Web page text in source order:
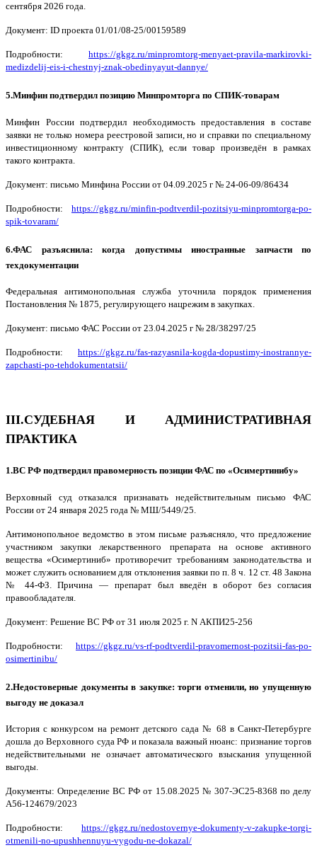
сентября 2026 года.
Документ: ID проекта 01/01/08-25/00159589
Подробности: https://gkgz.ru/minpromtorg-menyaet-pravila-markirovki-
medizdelij-eis-i-chestnyj-znak-obedinyayut-dannye/
5.Минфин подтвердил позицию Минпромторга по СПИК-товарам
Минфин России подтвердил необходимость предоставления в составе
заявки не только номера реестровой записи, но и справки по специальному
инвестиционному контракту (СПИК), если товар произведён в рамках
такого контракта.
Документ: письмо Минфина России от 04.09.2025 г № 24-06-09/86434
Подробности: https://gkgz.ru/minfin-podtverdil-pozitsiyu-minpromtorga-po-
spik-tovaram/
6.ФАС разъяснила: когда допустимы иностранные запчасти по
техдокументации
Федеральная антимонопольная служба уточнила порядок применения
Постановления № 1875, регулирующего нацрежим в закупках.
Документ: письмо ФАС России от 23.04.2025 г № 28/38297/25
Подробности: https://gkgz.ru/fas-razyasnila-kogda-dopustimy-inostrannye-
zapchasti-po-tehdokumentatsii/
III.СУДЕБНАЯ И АДМИНИСТРАТИВНАЯ
ПРАКТИКА
1.ВС РФ подтвердил правомерность позиции ФАС по «Осимертинибу»
Верховный суд отказался признавать недействительным письмо ФАС
России от 24 января 2025 года № МШ/5449/25.
Антимонопольное ведомство в этом письме разъясняло, что предложение
участником закупки лекарственного препарата на основе активного
вещества «Осимертиниб» противоречит требованиям законодательства и
может служить основанием для отклонения заявки по п. 8 ч. 12 ст. 48 Закона
№ 44-ФЗ. Причина — препарат был введён в оборот без согласия
правообладателя.
Документ: Решение ВС РФ от 31 июля 2025 г. N АКПИ25-256
Подробности: https://gkgz.ru/vs-rf-podtverdil-pravomernost-pozitsii-fas-po-
osimertinibu/
2.Недостоверные документы в закупке: торги отменили, но упущенную
выгоду не доказал
История с конкурсом на ремонт детского сада № 68 в Санкт-Петербурге
дошла до Верховного суда РФ и показала важный нюанс: признание торгов
недействительными не означает автоматического взыскания упущенной
выгоды.
Документы: Определение ВС РФ от 15.08.2025 № 307-ЭС25-8368 по делу
А56-124679/2023
Подробности: https://gkgz.ru/nedostovernye-dokumenty-v-zakupke-torgi-
otmenili-no-upushhennuyu-vygodu-ne-dokazal/